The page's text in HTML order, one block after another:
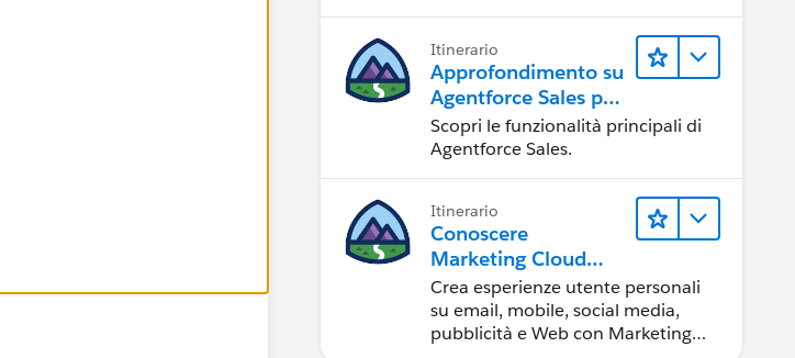
Itinerario
Approfondimento su
Agentforce Sales per
gli amministratori
Scopri le funzionalità principali di
Agentforce Sales.
Itinerario
Conoscere
Marketing Cloud
Engagement
Crea esperienze utente personali
su email, mobile, social media,
pubblicità e Web con Marketing